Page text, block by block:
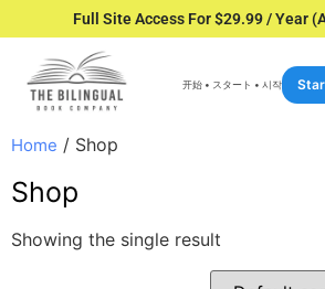
Full Site Access For $29.99 / Year
开始 • スタート • 시작
Home / Shop
Shop
Showing the single result